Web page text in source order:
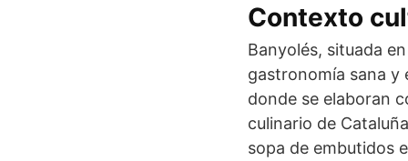
Contexto
Banyolés, situada
gastronomía sana y
donde se elaboran
culinario de
sopa de embutidos